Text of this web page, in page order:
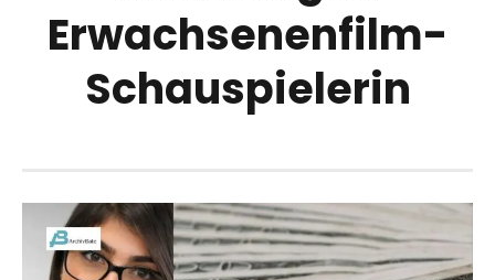
Erwachsenenfilm-
Schauspielerin